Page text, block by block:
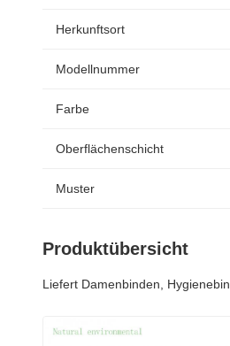
Herkunftsort
Modellnummer
Farbe
Oberflächenschicht
Muster
Produktübersicht
Liefert Damenbinden,